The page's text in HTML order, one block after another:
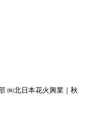
㈱北日本花火興業｜秋